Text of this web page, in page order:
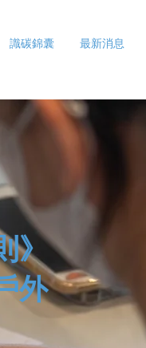
識碳錦囊 最新消息
》
外